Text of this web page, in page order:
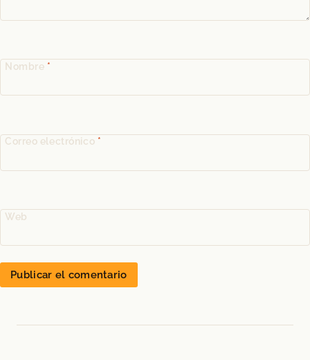
Nombre *
Correo electrónico *
Web